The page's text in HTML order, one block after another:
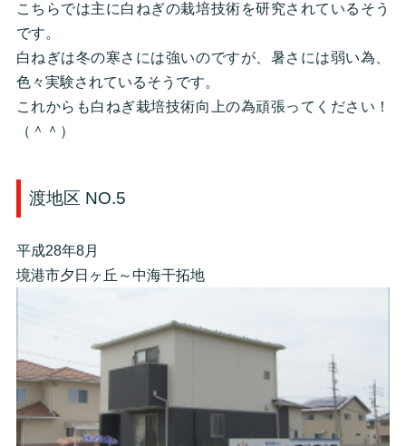
こちらでは主に白ねぎの栽培技術を研究されているそう
です。
白ねぎは冬の寒さには強いのですが、暑さには弱い為、
色々実験されているそうです。
これからも白ねぎ栽培技術向上の為頑張ってください！
（＾＾）
渡地区 NO.5
平成28年8月
境港市夕日ヶ丘～中海干拓地